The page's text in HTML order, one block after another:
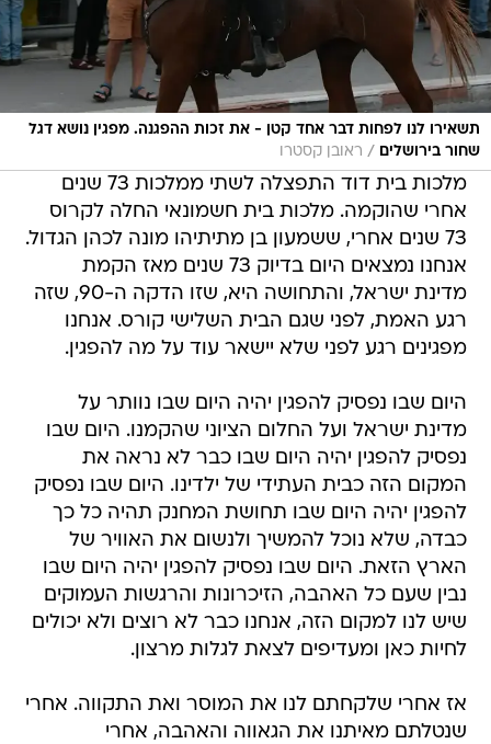
תשאירו לנו לפחות דבר אחד קטן - את זכות ההפגנה. מפגין נושא דגל
שחור בירושלים
/ ראובן קסטרו
מלכות בית דוד התפצלה לשתי ממלכות 73 שנים
אחרי שהוקמה. מלכות בית חשמונאי החלה לקרוס
73 שנים אחרי, ששמעון בן מתיתיהו מונה לכהן הגדול.
אנחנו נמצאים היום בדיוק 73 שנים מאז הקמת
מדינת ישראל, והתחושה היא, שזו הדקה ה-90, שזה
רגע האמת, לפני שגם הבית השלישי קורס. אנחנו
מפגינים רגע לפני שלא יישאר עוד על מה להפגין.
היום שבו נפסיק להפגין יהיה היום שבו נוותר על
מדינת ישראל ועל החלום הציוני שהקמנו. היום שבו
נפסיק להפגין יהיה היום שבו כבר לא נראה את
המקום הזה כבית העתידי של ילדינו. היום שבו נפסיק
להפגין יהיה היום שבו תחושת המחנק תהיה כל כך
כבדה, שלא נוכל להמשיך ולנשום את האוויר של
הארץ הזאת. היום שבו נפסיק להפגין יהיה היום שבו
נבין שעם כל האהבה, הזיכרונות והרגשות העמוקים
שיש לנו למקום הזה, אנחנו כבר לא רוצים ולא יכולים
לחיות כאן ומעדיפים לצאת לגלות מרצון.
אז אחרי שלקחתם לנו את המוסר ואת התקווה. אחרי
שנטלתם מאיתנו את הגאווה והאהבה, אחרי